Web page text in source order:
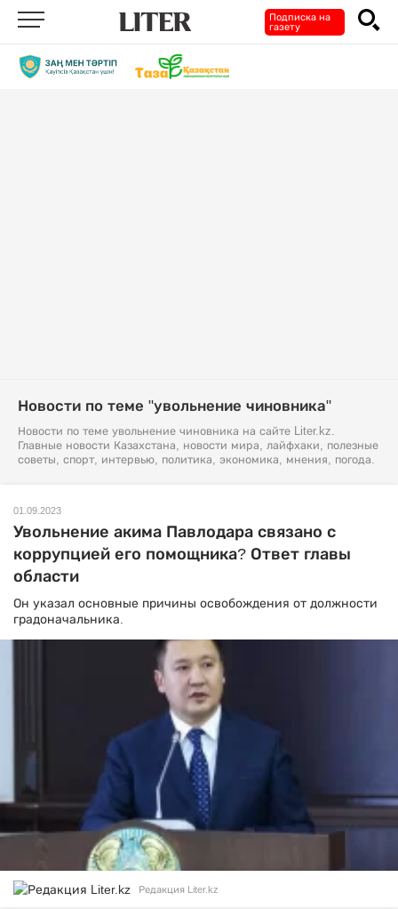
Подписка на
газету
Новости по теме "увольнение чиновника"
Новости по теме увольнение чиновника на сайте Liter.kz.
Главные новости Казахстана, новости мира, лайфхаки, полезные
советы, спорт, интервью, политика, экономика, мнения, погода.
01.09.2023
Увольнение акима Павлодара связано с
коррупцией его помощника? Ответ главы
области
Он указал основные причины освобождения от должности
градоначальника.
Редакция Liter.kz